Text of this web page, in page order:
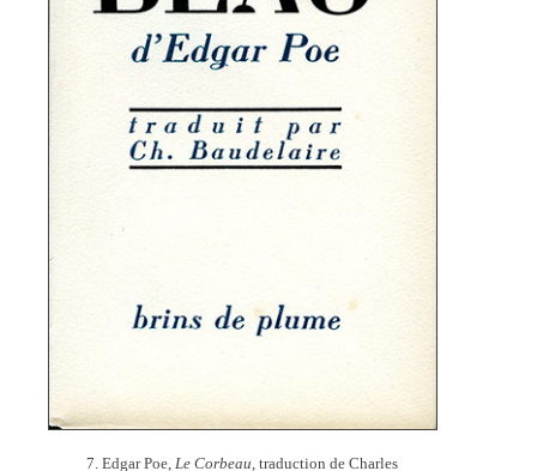
7. Edgar Poe, Le Corbeau, traduction de Charles